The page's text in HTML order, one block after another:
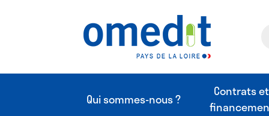
Qui sommes-nous ?
Contrats et